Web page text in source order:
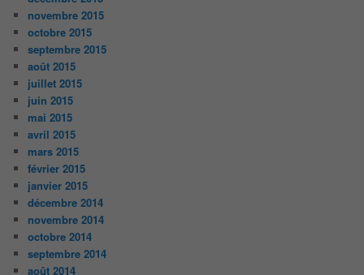
novembre 2015
octobre 2015
septembre 2015
août 2015
juillet 2015
juin 2015
mai 2015
avril 2015
mars 2015
février 2015
janvier 2015
décembre 2014
novembre 2014
octobre 2014
septembre 2014
août 2014